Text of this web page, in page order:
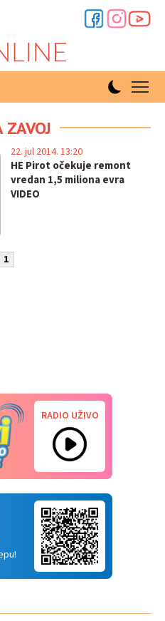
HE Pirot očekuje remont
vredan 1,5 miliona evra
VIDEO
22. jul 2014. 13:20
1
RADIO UŽIVO